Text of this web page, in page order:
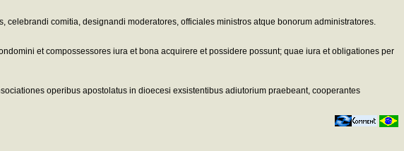
comitia, designandi moderatores, officiales ministros atque bonorum administratores.
et compossessores iura et bona acquirere et possidere possunt; quae iura et obligationes per
operibus apostolatus in dioecesi exsistentibus adiutorium praebeant, cooperantes